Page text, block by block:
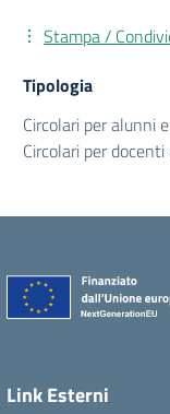
Stampa /
Tipologia
Circolari per alunni
Circolari per
Link Esterni